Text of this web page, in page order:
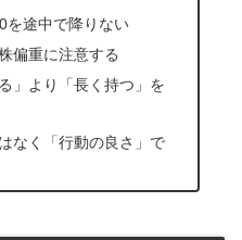
途中で降りない
偏重に注意する
」より「長く持つ」を
なく「行動の良さ」で